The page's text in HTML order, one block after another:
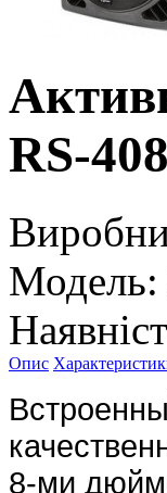
RS-408
Модель:
Опис
8-ми